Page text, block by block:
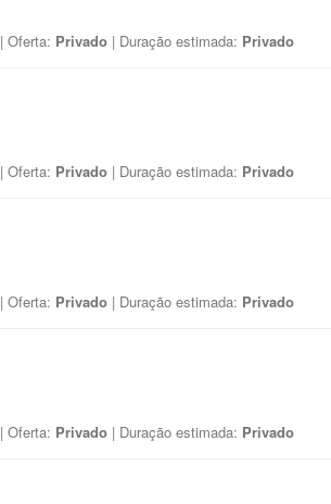
| Oferta: Privado | Duração estimada: Privado
| Oferta: Privado | Duração estimada: Privado
| Oferta: Privado | Duração estimada: Privado
| Oferta: Privado | Duração estimada: Privado